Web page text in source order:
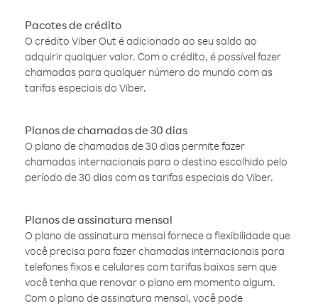
Pacotes de crédito
O crédito Viber Out é adicionado ao seu saldo ao
adquirir qualquer valor. Com o crédito, é possível fazer
chamadas para qualquer número do mundo com as
tarifas especiais do Viber.
Planos de chamadas de 30 dias
O plano de chamadas de 30 dias permite fazer
chamadas internacionais para o destino escolhido pelo
período de 30 dias com as tarifas especiais do Viber.
Planos de assinatura mensal
O plano de assinatura mensal fornece a flexibilidade que
você precisa para fazer chamadas internacionais para
telefones fixos e celulares com tarifas baixas sem que
você tenha que renovar o plano em momento algum.
Com o plano de assinatura mensal, você pode